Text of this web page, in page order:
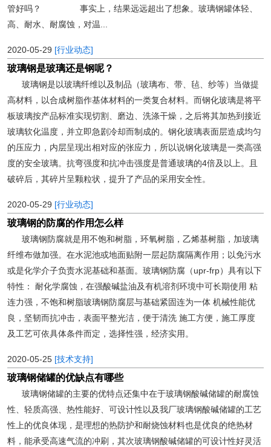
管好吗？ 事实上，结果远远超出了想象。玻璃钢罐体轻、
高、耐水、耐腐蚀，对温...
2020-05-29 [行业动态]
玻璃钢是玻璃还是钢呢？
玻璃钢是以玻璃纤维以及制品（玻璃布、带、毡、纱等）当做提
高材料，以合成树脂作基体材料的一类复合材料。而钢化玻璃是将平
板玻璃按产品标准实现切割、磨边、洗涤干燥，之后将其加热到接近
玻璃软化温度，并立即急剧冷却而制成的。钢化玻璃表面层造成均匀
的压应力，内层呈现出相对应的张应力，所以说钢化玻璃是一类高强
度的安全玻璃。抗弯强度和抗冲击强度是普通玻璃的4倍及以上。且
破碎后，其碎片呈颗粒状，提升了产品的采用安全性。
2020-05-29 [行业动态]
玻璃钢的防腐的作用怎么样
玻璃钢防腐就是用不饱和树脂，环氧树脂，乙烯基树脂，加玻璃
纤维布做加强。在水泥池或地面贴附一层起防腐隔离作用；以免污水
或是化学介子负责水泥基础和基面。玻璃钢防腐（upr-frp）具有以下
特性： 耐化学腐蚀，在强酸碱盐油及有机溶剂环境中可长期使用 粘
连力强，不饱和树脂玻璃钢防腐层与基础紧固连为一体 机械性能优
良，坚韧而抗冲击，表面平整光洁，便于清洗 施工方便，施工厚度
及工艺可依具体条件而定，选择性强，经济实用。
2020-05-25 [技术支持]
玻璃钢储罐的优缺点有哪些
玻璃钢储罐的主要的优特点还集中在于玻璃钢酸碱储罐的耐腐蚀
性、轻质高强、热性能好、可设计性以及我厂玻璃钢酸碱储罐的工艺
性上的优良体现，是理想的热防护和耐烧蚀材料也是优良的绝热材
料，能承受高速气流的冲刷，其次玻璃钢酸碱储罐的可设计性好灵活